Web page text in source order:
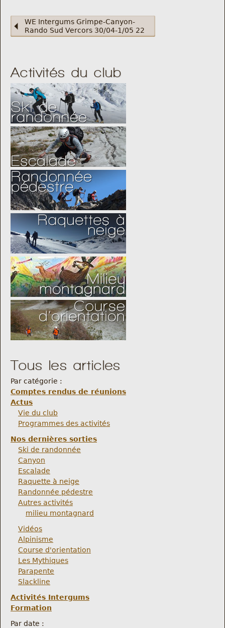
WE Intergums Grimpe-Canyon-
Rando Sud Vercors 30/04-1/05 22
Activités du club
Tous les articles
Par catégorie :
Comptes rendus de réunions
Actus
Vie du club
Programmes des activités
Nos dernières sorties
Ski de randonnée
Canyon
Escalade
Raquette à neige
Randonnée pédestre
Autres activités
milieu montagnard
Vidéos
Alpinisme
Course d'orientation
Les Mythiques
Parapente
Slackline
Activités Intergums
Formation
Par date :